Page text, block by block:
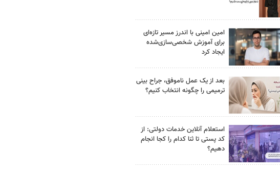
امین امینی با اندرز مسیر تازه‌ای
برای آموزش شخصی‌سازی‌شده
ایجاد کرد
بعد از یک عمل ناموفق، جراح بینی
ترمیمی را چگونه انتخاب کنیم؟
استعلام آنلاین خدمات دولتی: از
کد پستی تا ثنا کدام را کجا انجام
دهیم؟